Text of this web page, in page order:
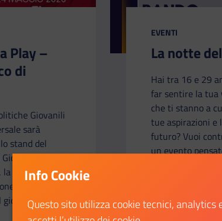
Play –
di
Giovanili
sarà
stand del
a Play -
la più
italiana
CATEGORIA:
EVENTI
La notte
Hai tra 16 e 29
far sentire la tua
che ti stanno a
tue aspirazioni e
futuro? Vuoi
un evento
Info Cookie
Questo sito utilizza cookie tecnici,